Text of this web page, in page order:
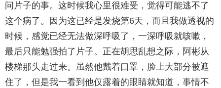
问片子的事。这时候我心里很难受，觉得可能逃不了
这个病了。因为这已经是发烧第6天，而且我做透视的
时候，感觉已经无法做深呼吸了，一深呼吸就咳嗽，
最后只能勉强拍了片子。正在胡思乱想之际，阿彬从
楼梯那头走过来。虽然他戴着口罩，脸上大部分被遮
住了，但是我一看到他仅露着的眼睛就知道，事情不